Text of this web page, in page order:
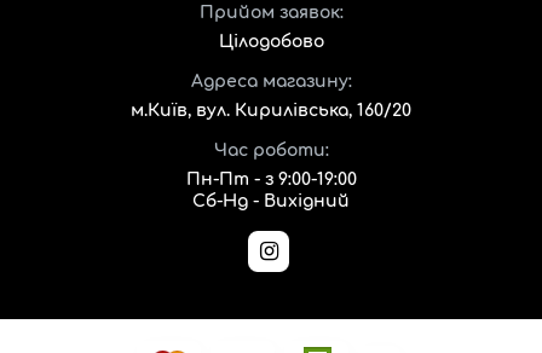
Прийом заявок:
Цілодобово
Адреса магазину:
м.Київ, вул. Кирилівська, 160/20
Час роботи:
Пн-Пт - з 9:00-19:00
Сб-Нд - Вихідний